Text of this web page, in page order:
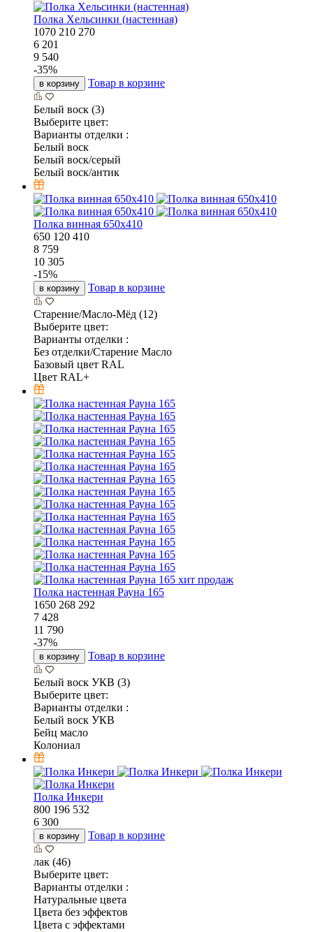
Полка Хельсинки (настенная)
1070 210 270
6 201
9 540
-35%
в корзину Товар в корзине
Белый воск (3)
Выберите цвет:
Варианты отделки :
Белый воск
Белый воск/серый
Белый воск/антик
Полка винная 650х410
650 120 410
8 759
10 305
-15%
в корзину Товар в корзине
Старение/Масло-Мёд (12)
Выберите цвет:
Варианты отделки :
Без отделки/Старение Масло
Базовый цвет RAL
Цвет RAL+
хит продаж
Полка настенная Рауна 165
1650 268 292
7 428
11 790
-37%
в корзину Товар в корзине
Белый воск УКВ (3)
Выберите цвет:
Варианты отделки :
Белый воск УКВ
Бейц масло
Колониал
Полка Инкери
800 196 532
6 300
в корзину Товар в корзине
лак (46)
Выберите цвет:
Варианты отделки :
Натуральные цвета
Цвета без эффектов
Цвета с эффектами